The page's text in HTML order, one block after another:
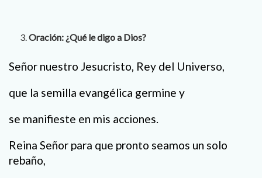
Oración: ¿Qué le digo a Dios?
Señor nuestro Jesucristo, Rey del Universo,
que la semilla evangélica germine y
se manifieste en mis acciones.
Reina Señor para que pronto seamos un solo
rebaño,